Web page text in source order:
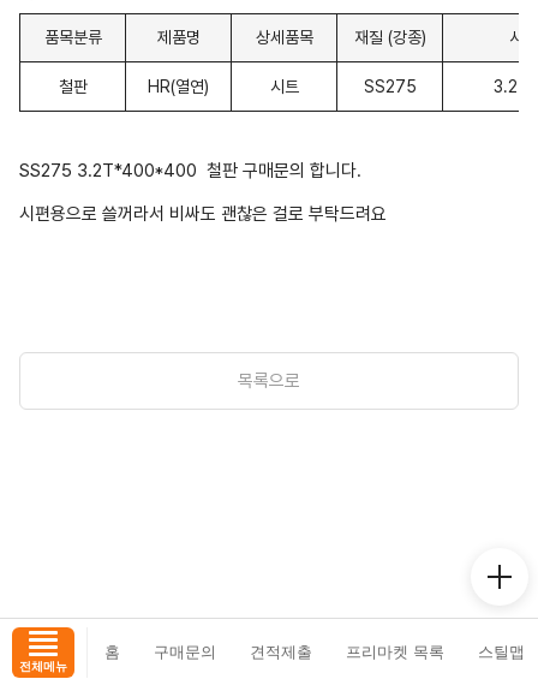
품목분류 제품명 상세품목 재질 (강종) 사
철판 HR(열연) 시트 SS275
SS275 3.2T*400*400 철판 구매문의 합니다.
시편용으로 쓸꺼라서 비싸도 괜찮은 걸로 부탁드려요
목록으로
전체메뉴
홈 구매문의 견적제출 프리마켓 목록 스틸맵